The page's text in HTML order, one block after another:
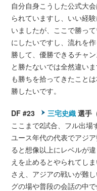
自分自身こうした公式大
られていますし、いい経
いましたが、ここで勝っ
にしたいですし、流れを
勝して、優勝できるチャ
と勝たないでは全然違い
も勝ちを拾ってきたこと
勝したいです。
DF #23 三宅史織 選手
ここまで2試合、フル出場
ユース年代の代表でアジ
ると想像以上にレベルが
えを止めるとやられてし
さえ、アジアの戦いが難
グの場や普段の会話の中